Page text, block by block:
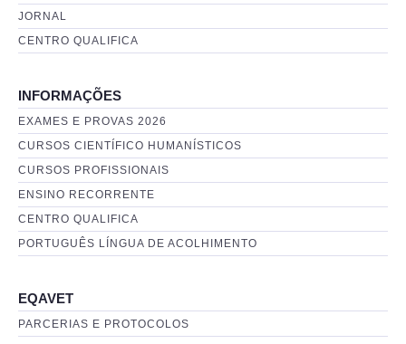
JORNAL
CENTRO QUALIFICA
INFORMAÇÕES
EXAMES E PROVAS 2026
CURSOS CIENTÍFICO HUMANÍSTICOS
CURSOS PROFISSIONAIS
ENSINO RECORRENTE
CENTRO QUALIFICA
PORTUGUÊS LÍNGUA DE ACOLHIMENTO
EQAVET
PARCERIAS E PROTOCOLOS